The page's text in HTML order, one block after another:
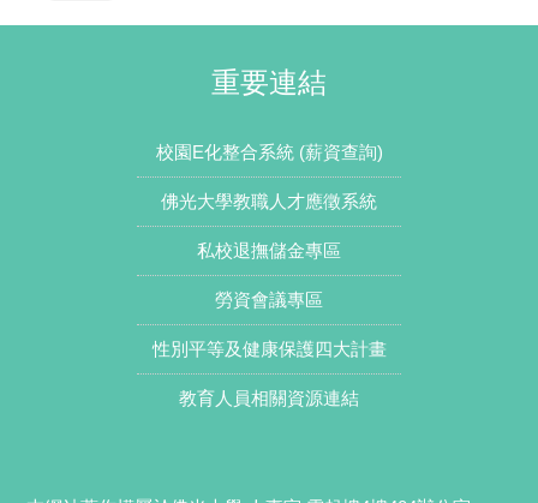
重要連結
校園E化整合系統 (薪資查詢)
佛光大學教職人才應徵系統
私校退撫儲金專區
勞資會議專區
性別平等及健康保護四大計畫
教育人員相關資源連結